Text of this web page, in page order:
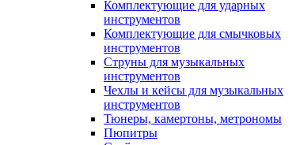
Комплектующие для ударных
инструментов
Комплектующие для смычковых
инструментов
Струны для музыкальных
инструментов
Чехлы и кейсы для музыкальных
инструментов
Тюнеры, камертоны, метрономы
Пюпитры